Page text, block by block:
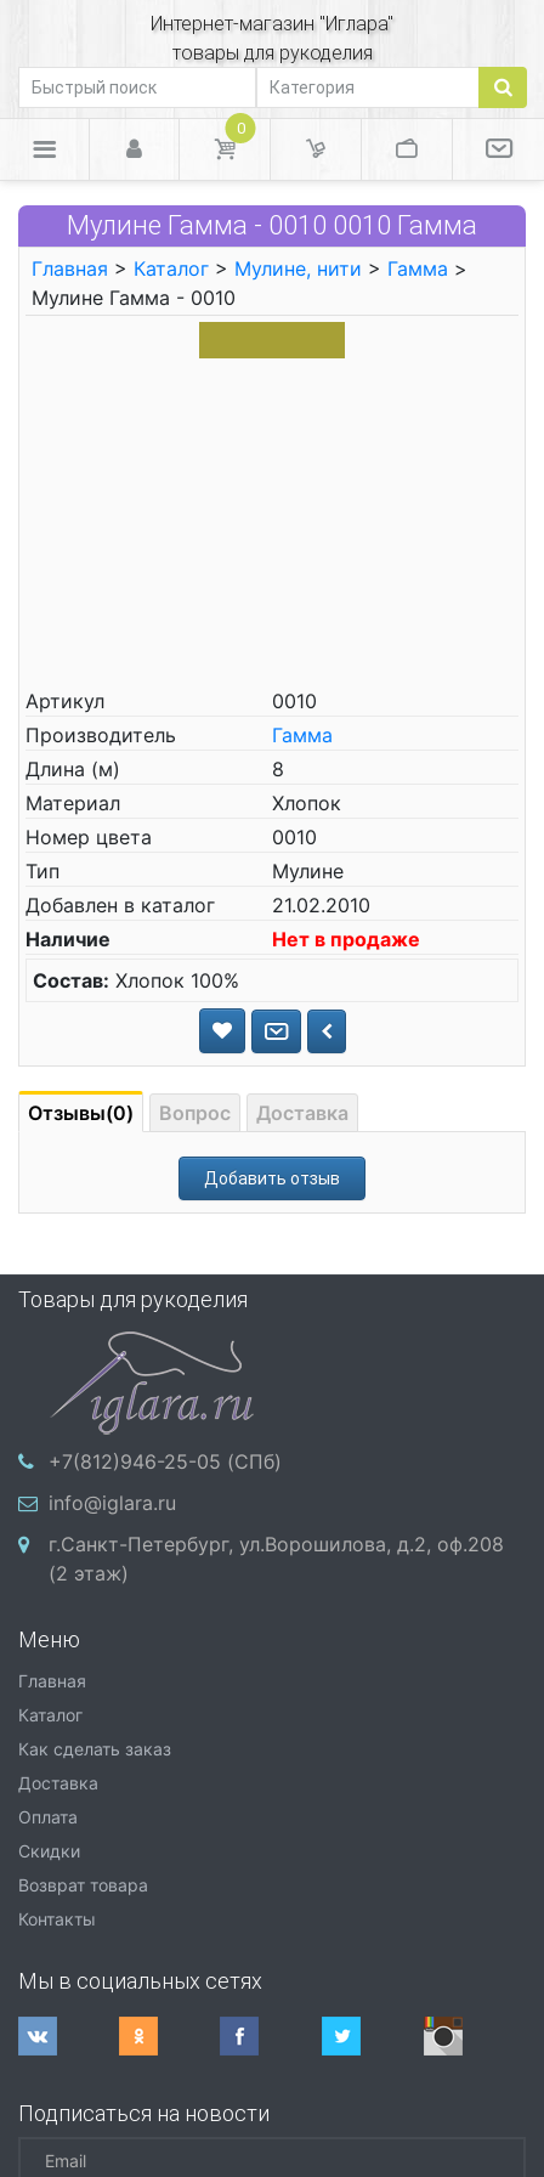
Интернет-магазин "Иглара"
товары для рукоделия
0
Мулине Гамма - 0010 0010 Гамма
Главная > Каталог > Мулине, нити > Гамма >
Мулине Гамма - 0010
Артикул
0010
Производитель
Гамма
Длина (м)
8
Материал
Хлопок
Номер цвета
0010
Тип
Мулине
Добавлен в каталог
21.02.2010
Наличие
Нет в продаже
Состав: Хлопок 100%
Отзывы(0) Вопрос Доставка
Добавить отзыв
Товары для рукоделия
+7(812)946-25-05 (СПб)
info@iglara.ru
г.Санкт-Петербург, ул.Ворошилова, д.2, оф.208
(2 этаж)
Меню
Главная
Каталог
Как сделать заказ
Доставка
Оплата
Скидки
Возврат товара
Контакты
Мы в социальных сетях
Подписаться на новости